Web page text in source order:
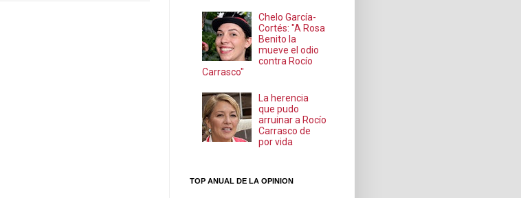
Chelo García-
Cortés: "A Rosa
Benito la
mueve el odio
contra Rocío
Carrasco"
La herencia
que pudo
arruinar a Rocío
Carrasco de
por vida
TOP ANUAL DE LA OPINION